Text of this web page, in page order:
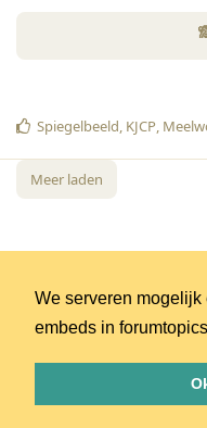
We serveren
embeds in
Spiegelbeeld, KJCP,
Meer laden
Oeps! Er is iets
opnieuw.